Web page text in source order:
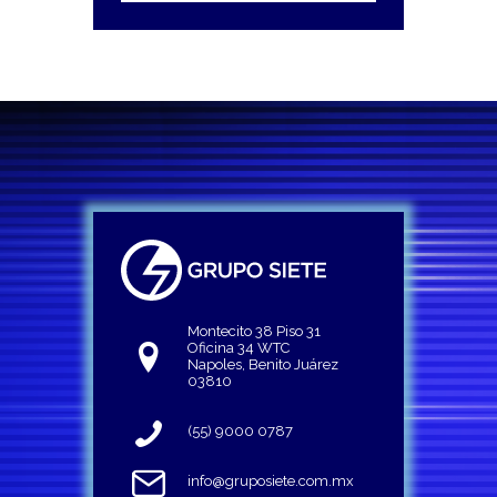
Montecito 38 Piso 31
Oficina 34 WTC
Napoles, Benito Juárez
03810
(55) 9000 0787
info@gruposiete.com.mx